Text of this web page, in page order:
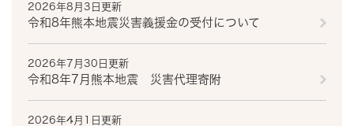
2026年8月3日更新
令和8年熊本地震災害義援金の受付について
2026年7月30日更新
令和8年7月熊本地震 災害代理寄附
2026年4月1日更新